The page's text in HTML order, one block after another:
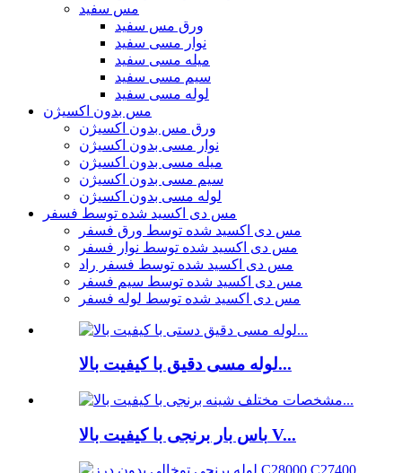
مس سفید
ورق مس سفید
نوار مسی سفید
میله مسی سفید
سیم مسی سفید
لوله مسی سفید
مس بدون اکسیژن
ورق مس بدون اکسیژن
نوار مسی بدون اکسیژن
میله مسی بدون اکسیژن
سیم مسی بدون اکسیژن
لوله مسی بدون اکسیژن
مس دی اکسید شده توسط فسفر
مس دی اکسید شده توسط ورق فسفر
مس دی اکسید شده توسط نوار فسفر
مس دی اکسید شده توسط فسفر راد
مس دی اکسید شده توسط سیم فسفر
مس دی اکسید شده توسط لوله فسفر
لوله مسی دقیق با کیفیت بالا...
باس بار برنجی با کیفیت بالا V...